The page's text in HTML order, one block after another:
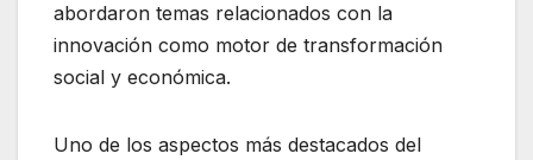
abordaron temas relacionados con la
innovación como motor de transformación
social y económica.
Uno de los aspectos más destacados del